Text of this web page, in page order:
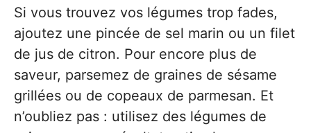
Si vous trouvez vos légumes trop fades,
ajoutez une pincée de sel marin ou un filet
de jus de citron. Pour encore plus de
saveur, parsemez de graines de sésame
grillées ou de copeaux de parmesan. Et
n’oubliez pas : utilisez des légumes de